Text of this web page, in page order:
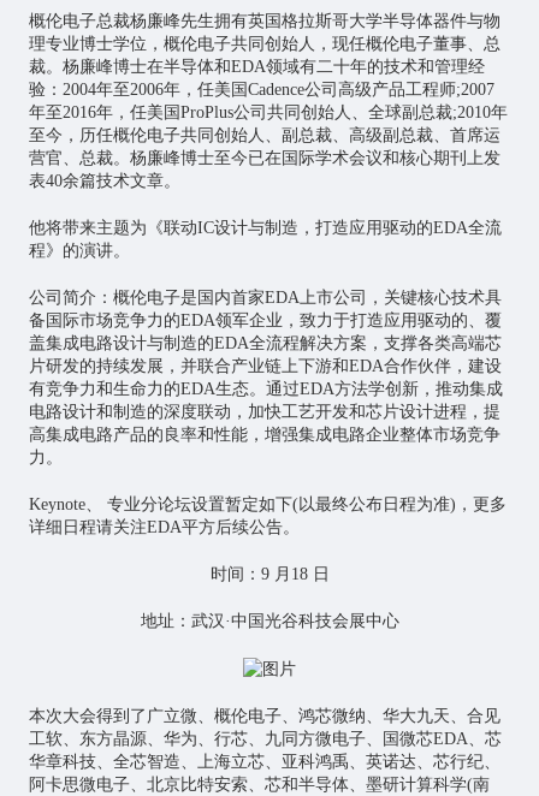
概伦电子总裁杨廉峰先生拥有英国格拉斯哥大学半导体器件与物
理专业博士学位，概伦电子共同创始人，现任概伦电子董事、总
裁。杨廉峰博士在半导体和EDA领域有二十年的技术和管理经
验：2004年至2006年，任美国Cadence公司高级产品工程师;2007
年至2016年，任美国ProPlus公司共同创始人、全球副总裁;2010年
至今，历任概伦电子共同创始人、副总裁、高级副总裁、首席运
营官、总裁。杨廉峰博士至今已在国际学术会议和核心期刊上发
表40余篇技术文章。
他将带来主题为《联动IC设计与制造，打造应用驱动的EDA全流
程》的演讲。
公司简介：概伦电子是国内首家EDA上市公司，关键核心技术具
备国际市场竞争力的EDA领军企业，致力于打造应用驱动的、覆
盖集成电路设计与制造的EDA全流程解决方案，支撑各类高端芯
片研发的持续发展，并联合产业链上下游和EDA合作伙伴，建设
有竞争力和生命力的EDA生态。通过EDA方法学创新，推动集成
电路设计和制造的深度联动，加快工艺开发和芯片设计进程，提
高集成电路产品的良率和性能，增强集成电路企业整体市场竞争
力。
Keynote、 专业分论坛设置暂定如下(以最终公布日程为准)，更多
详细日程请关注EDA平方后续公告。
时间：9 月18 日
地址：武汉·中国光谷科技会展中心
本次大会得到了广立微、概伦电子、鸿芯微纳、华大九天、合见
工软、东方晶源、华为、行芯、九同方微电子、国微芯EDA、芯
华章科技、全芯智造、上海立芯、亚科鸿禹、英诺达、芯行纪、
阿卡思微电子、北京比特安索、芯和半导体、墨研计算科学(南